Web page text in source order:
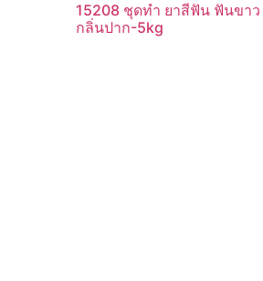
15208 ชุดทำ ยาสีฟัน ฟันขา
กลิ่นปาก-5kg